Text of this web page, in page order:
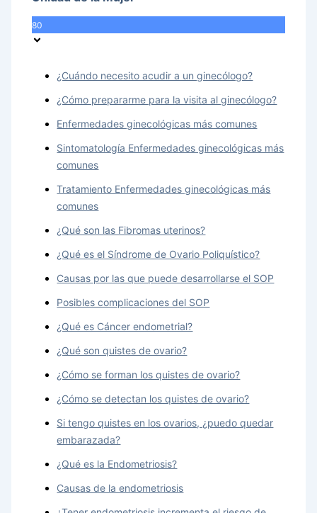
80
¿Cuándo necesito acudir a un ginecólogo?
¿Cómo prepararme para la visita al ginecólogo?
Enfermedades ginecológicas más comunes
Sintomatología Enfermedades ginecológicas más
comunes
Tratamiento Enfermedades ginecológicas más
comunes
¿Qué son las Fibromas uterinos?
¿Qué es el Síndrome de Ovario Poliquístico?
Causas por las que puede desarrollarse el SOP
Posibles complicaciones del SOP
¿Qué es Cáncer endometrial?
¿Qué son quistes de ovario?
¿Cómo se forman los quistes de ovario?
¿Cómo se detectan los quistes de ovario?
Si tengo quistes en los ovarios, ¿puedo quedar
embarazada?
¿Qué es la Endometriosis?
Causas de la endometriosis